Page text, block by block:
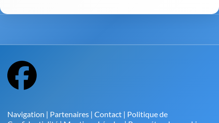
Navigation | Partenaires | Contact | Politique de